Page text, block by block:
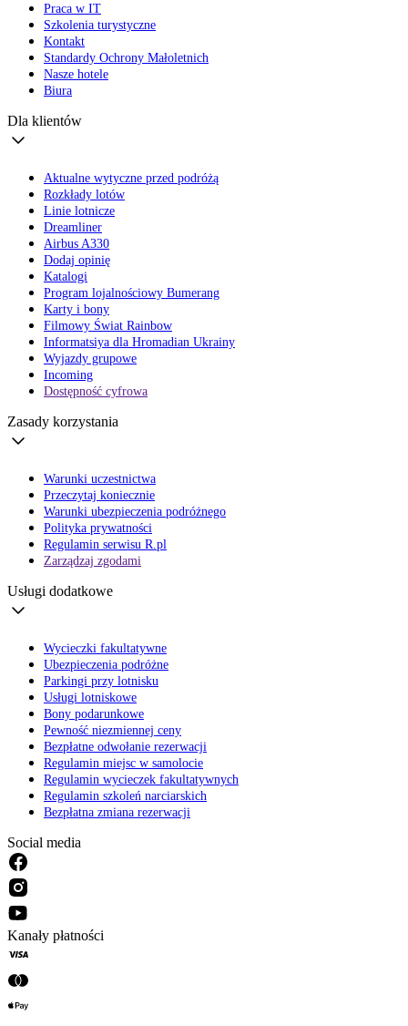
Praca w IT
Szkolenia turystyczne
Kontakt
Standardy Ochrony Małoletnich
Nasze hotele
Biura
Dla klientów
Aktualne wytyczne przed podróżą
Rozkłady lotów
Linie lotnicze
Dreamliner
Airbus A330
Dodaj opinię
Katalogi
Program lojalnościowy Bumerang
Karty i bony
Filmowy Świat Rainbow
Informatsiya dla Hromadian Ukrainy
Wyjazdy grupowe
Incoming
Dostępność cyfrowa
Zasady korzystania
Warunki uczestnictwa
Przeczytaj koniecznie
Warunki ubezpieczenia podróżnego
Polityka prywatności
Regulamin serwisu R.pl
Zarządzaj zgodami
Usługi dodatkowe
Wycieczki fakultatywne
Ubezpieczenia podróżne
Parkingi przy lotnisku
Usługi lotniskowe
Bony podarunkowe
Pewność niezmiennej ceny
Bezpłatne odwołanie rezerwacji
Regulamin miejsc w samolocie
Regulamin wycieczek fakultatywnych
Regulamin szkoleń narciarskich
Bezpłatna zmiana rezerwacji
Social media
Kanały płatności